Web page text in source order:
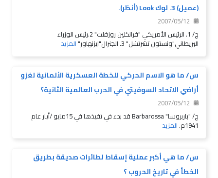
(عميل) 3. لوك Look (أنظر).
2007/05/12
ج/ 1. الرئيس الأمريكي "فرانكلين روزفلت" 2.رئيس الوزراء
البريطاني"ونستون تشرتشل" 3. الجنرال"ايزنهاور" المزيد
س/ ما هو الاسم الحركي للخطة العسكرية الألمانية لغزو
أراضي الاتحاد السوفيتي في الحرب العالمية الثانية؟
2007/05/12
ج/ "باربروسا" Barbarossa قد بدء في تفيذها في 15مايو /أيار عام
1941م. المزيد
س/ ما هي أكبر عملية إسقاط لطائرات صديقة بطريق
الخطأ في تاريخ الحروب ؟